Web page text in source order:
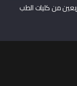
من كليات الطب